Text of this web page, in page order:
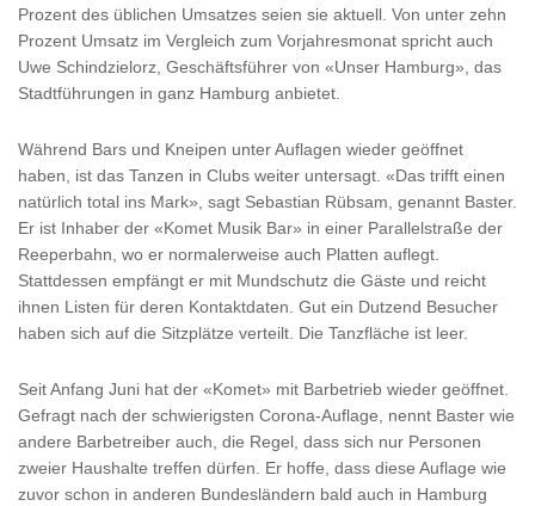
Prozent des üblichen Umsatzes seien sie aktuell. Von unter zehn
Prozent Umsatz im Vergleich zum Vorjahresmonat spricht auch
Uwe Schindzielorz, Geschäftsführer von «Unser Hamburg», das
Stadtführungen in ganz Hamburg anbietet.
Während Bars und Kneipen unter Auflagen wieder geöffnet
haben, ist das Tanzen in Clubs weiter untersagt. «Das trifft einen
natürlich total ins Mark», sagt Sebastian Rübsam, genannt Baster.
Er ist Inhaber der «Komet Musik Bar» in einer Parallelstraße der
Reeperbahn, wo er normalerweise auch Platten auflegt.
Stattdessen empfängt er mit Mundschutz die Gäste und reicht
ihnen Listen für deren Kontaktdaten. Gut ein Dutzend Besucher
haben sich auf die Sitzplätze verteilt. Die Tanzfläche ist leer.
Seit Anfang Juni hat der «Komet» mit Barbetrieb wieder geöffnet.
Gefragt nach der schwierigsten Corona-Auflage, nennt Baster wie
andere Barbetreiber auch, die Regel, dass sich nur Personen
zweier Haushalte treffen dürfen. Er hoffe, dass diese Auflage wie
zuvor schon in anderen Bundesländern bald auch in Hamburg